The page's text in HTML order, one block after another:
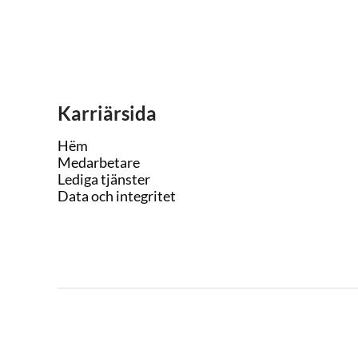
Karriärsida
Hëm
Medarbetare
Lediga tjänster
Data och integritet